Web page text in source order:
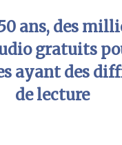
ans, des
gratuits
ayant des
de lecture